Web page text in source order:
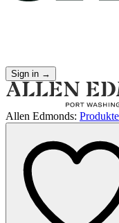
Sign in →
Allen Edmonds: Produkte